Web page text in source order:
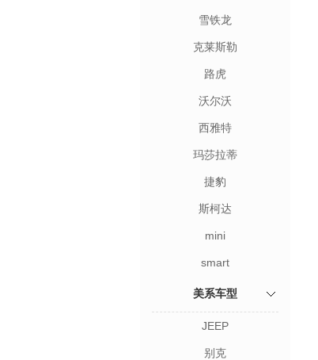
雪铁龙
克莱斯勒
路虎
沃尔沃
西雅特
玛莎拉蒂
捷豹
斯柯达
mini
smart
美系车型
JEEP
别克